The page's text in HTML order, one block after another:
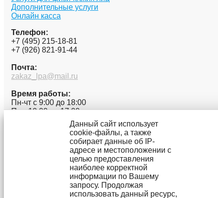
Дополнительные услуги
Онлайн касса
Телефон:
+7 (495) 215-18-81
+7 (926) 821-91-44
Почта:
zakaz_lpa@mail.ru
Время работы:
Пн-чт с 9:00 до 18:00
Пт с 10:00 до 17:00
Сб и вс - выходной
140000, Московская область,
Люберецкий район,
г. Люберцы, ул. Красная, д. 4, центральный вход, 2
подьезд, офис 2.8
ЛЮБЕРЕЦКОЕ ПРАВОВОЕ АГЕНСТВО
Данный сайт использует
cookie-файлы, а также
собирает данные об IP-
адресе и местоположении с
целью предоставления
наиболее корректной
информации по Вашему
запросу. Продолжая
использовать данный ресурс,